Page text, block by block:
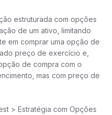
estruturada com opções
de um ativo, limitando
em comprar uma opção de
preço de exercício e,
de compra com o
mas com preço de
> Estratégia com Opções